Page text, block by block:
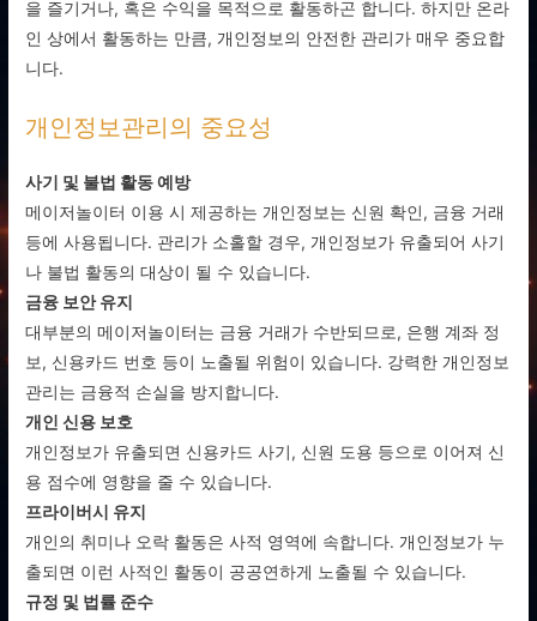
을 즐기거나, 혹은 수익을 목적으로 활동하곤 합니다. 하지만 온라
인 상에서 활동하는 만큼, 개인정보의 안전한 관리가 매우 중요합
니다.
개인정보관리의 중요성
사기 및 불법 활동 예방
메이저놀이터 이용 시 제공하는 개인정보는 신원 확인, 금융 거래
등에 사용됩니다. 관리가 소홀할 경우, 개인정보가 유출되어 사기
나 불법 활동의 대상이 될 수 있습니다.
금융 보안 유지
대부분의 메이저놀이터는 금융 거래가 수반되므로, 은행 계좌 정
보, 신용카드 번호 등이 노출될 위험이 있습니다. 강력한 개인정보
관리는 금융적 손실을 방지합니다.
개인 신용 보호
개인정보가 유출되면 신용카드 사기, 신원 도용 등으로 이어져 신
용 점수에 영향을 줄 수 있습니다.
프라이버시 유지
개인의 취미나 오락 활동은 사적 영역에 속합니다. 개인정보가 누
출되면 이런 사적인 활동이 공공연하게 노출될 수 있습니다.
규정 및 법률 준수